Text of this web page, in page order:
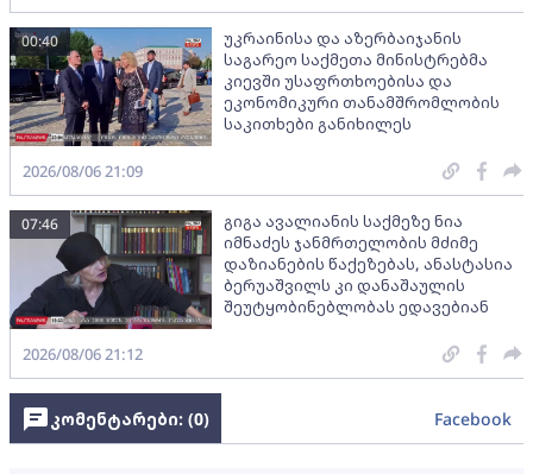
უკრაინისა და აზერბაიჯანის
საგარეო საქმეთა მინისტრებმა
კიევში უსაფრთხოებისა და
ეკონომიკური თანამშრომლობის
საკითხები განიხილეს
00:40
2026/08/06 21:09
გიგა ავალიანის საქმეზე ნია
იმნაძეს ჯანმრთელობის მძიმე
დაზიანების წაქეზებას, ანასტასია
ბერუაშვილს კი დანაშაულის
შეუტყობინებლობას ედავებიან
07:46
2026/08/06 21:12
კომენტარები: (0) Facebook